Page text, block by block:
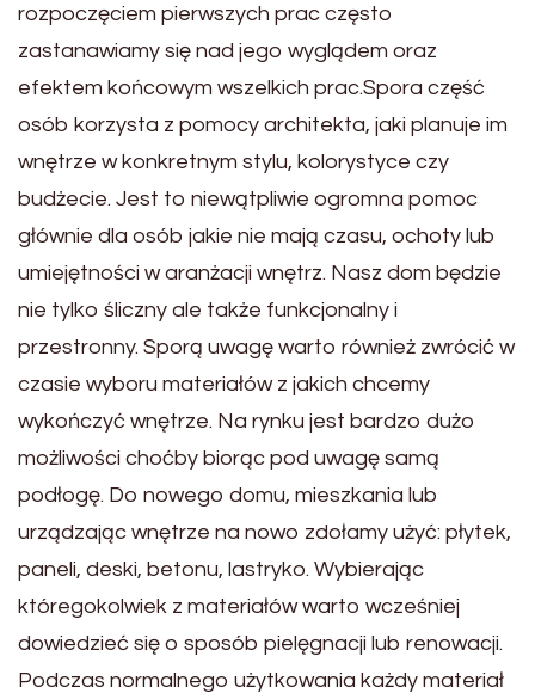
rozpoczęciem pierwszych prac często
zastanawiamy się nad jego wyglądem oraz
efektem końcowym wszelkich prac.Spora część
osób korzysta z pomocy architekta, jaki planuje im
wnętrze w konkretnym stylu, kolorystyce czy
budżecie. Jest to niewątpliwie ogromna pomoc
głównie dla osób jakie nie mają czasu, ochoty lub
umiejętności w aranżacji wnętrz. Nasz dom będzie
nie tylko śliczny ale także funkcjonalny i
przestronny. Sporą uwagę warto również zwrócić w
czasie wyboru materiałów z jakich chcemy
wykończyć wnętrze. Na rynku jest bardzo dużo
możliwości choćby biorąc pod uwagę samą
podłogę. Do nowego domu, mieszkania lub
urządzając wnętrze na nowo zdołamy użyć: płytek,
paneli, deski, betonu, lastryko. Wybierając
któregokolwiek z materiałów warto wcześniej
dowiedzieć się o sposób pielęgnacji lub renowacji.
Podczas normalnego użytkowania każdy materiał